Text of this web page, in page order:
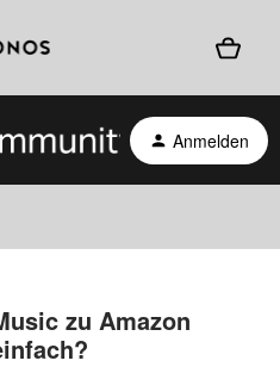
Anmelden
zu Amazon